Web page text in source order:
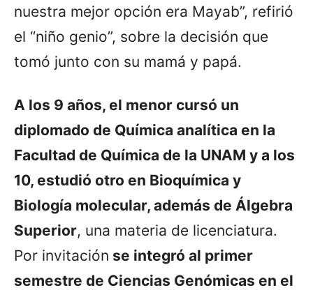
nuestra mejor opción era Mayab”, refirió
el “niño genio”, sobre la decisión que
tomó junto con su mamá y papá.
A los 9 años, el menor cursó un
diplomado de Química analítica en la
Facultad de Química de la UNAM y a los
10, estudió otro en Bioquímica y
Biología molecular, además de Álgebra
Superior, una materia de licenciatura.
Por invitación se integró al primer
semestre de Ciencias Genómicas en el